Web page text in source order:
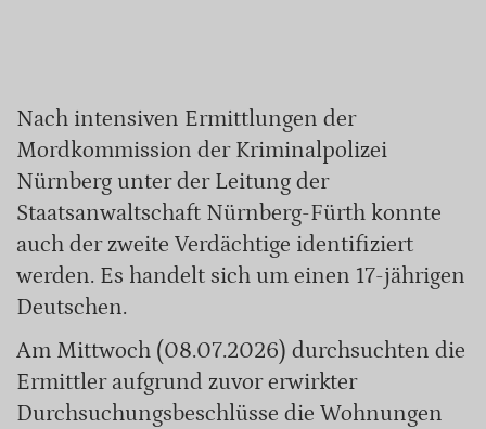
Nach intensiven Ermittlungen der
Mordkommission der Kriminalpolizei
Nürnberg unter der Leitung der
Staatsanwaltschaft Nürnberg-Fürth konnte
auch der zweite Verdächtige identifiziert
werden. Es handelt sich um einen 17-jährigen
Deutschen.
Am Mittwoch (08.07.2026) durchsuchten die
Ermittler aufgrund zuvor erwirkter
Durchsuchungsbeschlüsse die Wohnungen